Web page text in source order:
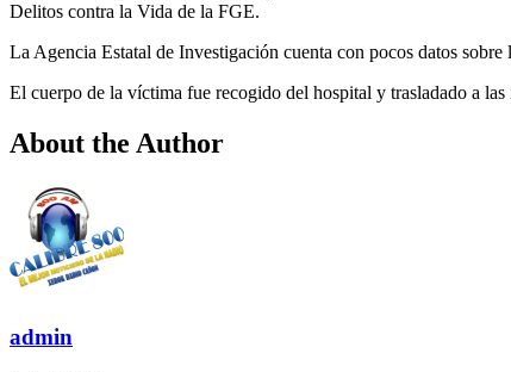
Delitos contra la Vida de la FGE.
La Agencia Estatal de Investigación cuenta con pocos datos
El cuerpo de la víctima fue recogido del hospital y trasladado a
About the Author
admin